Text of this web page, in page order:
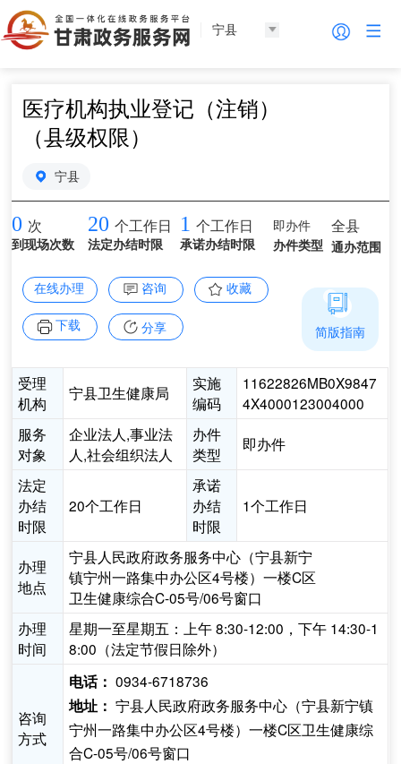
宁县
医疗机构执业登记（注销）
（县级权限）
宁县
0 次
到现场次数
20 个工作日
法定办结时限
1 个工作日
承诺办结时限
即办件
办件类型
全县
通办范围
在线办理 咨询 收藏
下载 分享
受理
机构
宁县卫生健康局
实施
编码
11622826MB0X9847
4X4000123004000
服务
对象
企业法人,事业法
人,社会组织法人
办件
类型
即办件
法定
办结
时限
20个工作日
承诺
办结
时限
1个工作日
办理
地点
宁县人民政府政务服务中心（宁县新宁
镇宁州一路集中办公区4号楼）一楼C区
卫生健康综合C-05号/06号窗口
办理
时间
星期一至星期五：上午 8:30-12:00，下午 14:30-1
8:00（法定节假日除外）
咨询
方式
电话： 0934-6718736
地址： 宁县人民政府政务服务中心（宁县新宁镇
宁州一路集中办公区4号楼）一楼C区卫生健康综
合C-05号/06号窗口
简版指南